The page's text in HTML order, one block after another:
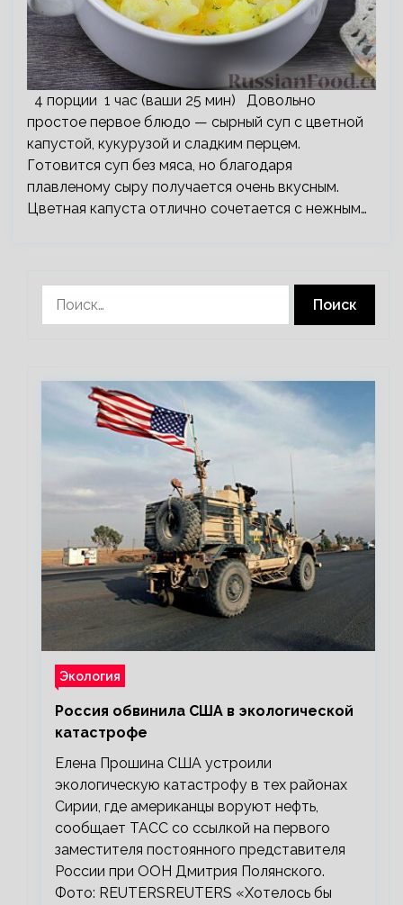
4 порции 1 час (ваши 25 мин) Довольно
простое первое блюдо — сырный суп с цветной
капустой, кукурузой и сладким перцем.
Готовится суп без мяса, но благодаря
плавленому сыру получается очень вкусным.
Цветная капуста отлично сочетается с нежным…
Экология
Россия обвинила США в экологической
катастрофе
Елена Прошина США устроили
экологическую катастрофу в тех районах
Сирии, где американцы воруют нефть,
сообщает ТАСС со ссылкой на первого
заместителя постоянного представителя
России при ООН Дмитрия Полянского.
Фото: REUTERSREUTERS «Хотелось бы